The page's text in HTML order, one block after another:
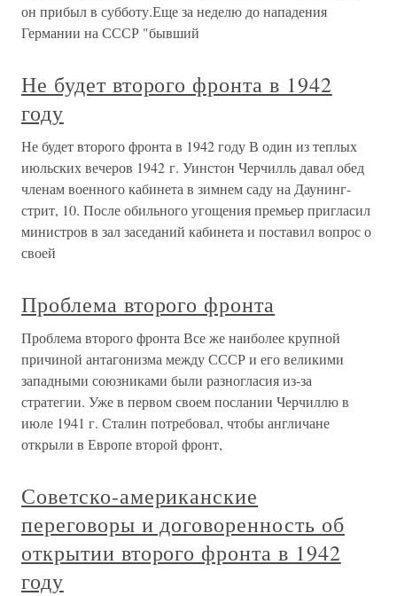
он прибыл в субботу.Еще за неделю до нападения
Германии на СССР "бывший
Не будет второго фронта в 1942
году
Не будет второго фронта в 1942 году В один из теплых
июльских вечеров 1942 г. Уинстон Черчилль давал обед
членам военного кабинета в зимнем саду на Даунинг-
стрит, 10. После обильного угощения премьер пригласил
министров в зал заседаний кабинета и поставил вопрос о
своей
Проблема второго фронта
Проблема второго фронта Все же наиболее крупной
причиной антагонизма между СССР и его великими
западными союзниками были разногласия из-за
стратегии. Уже в первом своем послании Черчиллю в
июле 1941 г. Сталин потребовал, чтобы англичане
открыли в Европе второй фронт,
Советско-американские
переговоры и договоренность об
открытии второго фронта в 1942
году